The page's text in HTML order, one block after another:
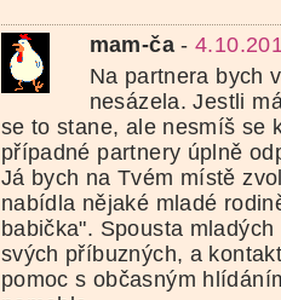
mam-ča-
Na partnera bych
nesázela. Jestli
se to stane, ale nesmíš se
případné partnery úplně
Já bych na Tvém místě
nabídla nějaké mladé
babička". Spousta
svých příbuzných, a
pomoc s občasným